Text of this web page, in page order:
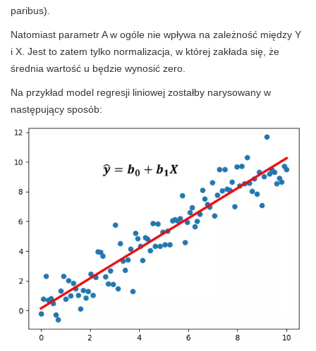
paribus).
Natomiast parametr A w ogóle nie wpływa na zależność między Y
i X. Jest to zatem tylko normalizacja, w której zakłada się, że
średnia wartość u będzie wynosić zero.
Na przykład model regresji liniowej zostałby narysowany w
następujący sposób: